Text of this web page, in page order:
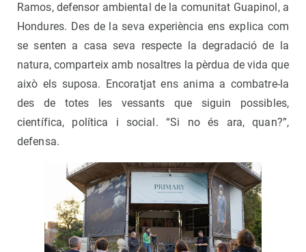
Ramos, defensor ambiental de la comunitat Guapinol, a
Hondures. Des de la seva experiència ens explica com
se senten a casa seva respecte la degradació de la
natura, comparteix amb nosaltres la pèrdua de vida que
això els suposa. Encoratjat ens anima a combatre-la
des de totes les vessants que siguin possibles,
científica, política i social. “Si no és ara, quan?”,
defensa.